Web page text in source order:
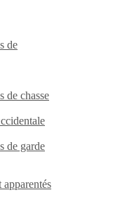
de
de chasse
de garde